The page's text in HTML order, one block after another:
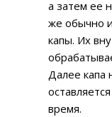
а затем ее
же обычно
капы. Их
Далее капа
время.